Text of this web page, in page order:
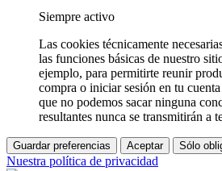
Siempre activo
Las cookies técnicamente
las funciones básicas de nuestro
ejemplo, para permitirte reunir
compra o iniciar sesión en tu
que no podemos sacar ninguna
resultantes nunca se transmitirán a
Guardar preferencias Aceptar Sólo
Nuestra política de privacidad